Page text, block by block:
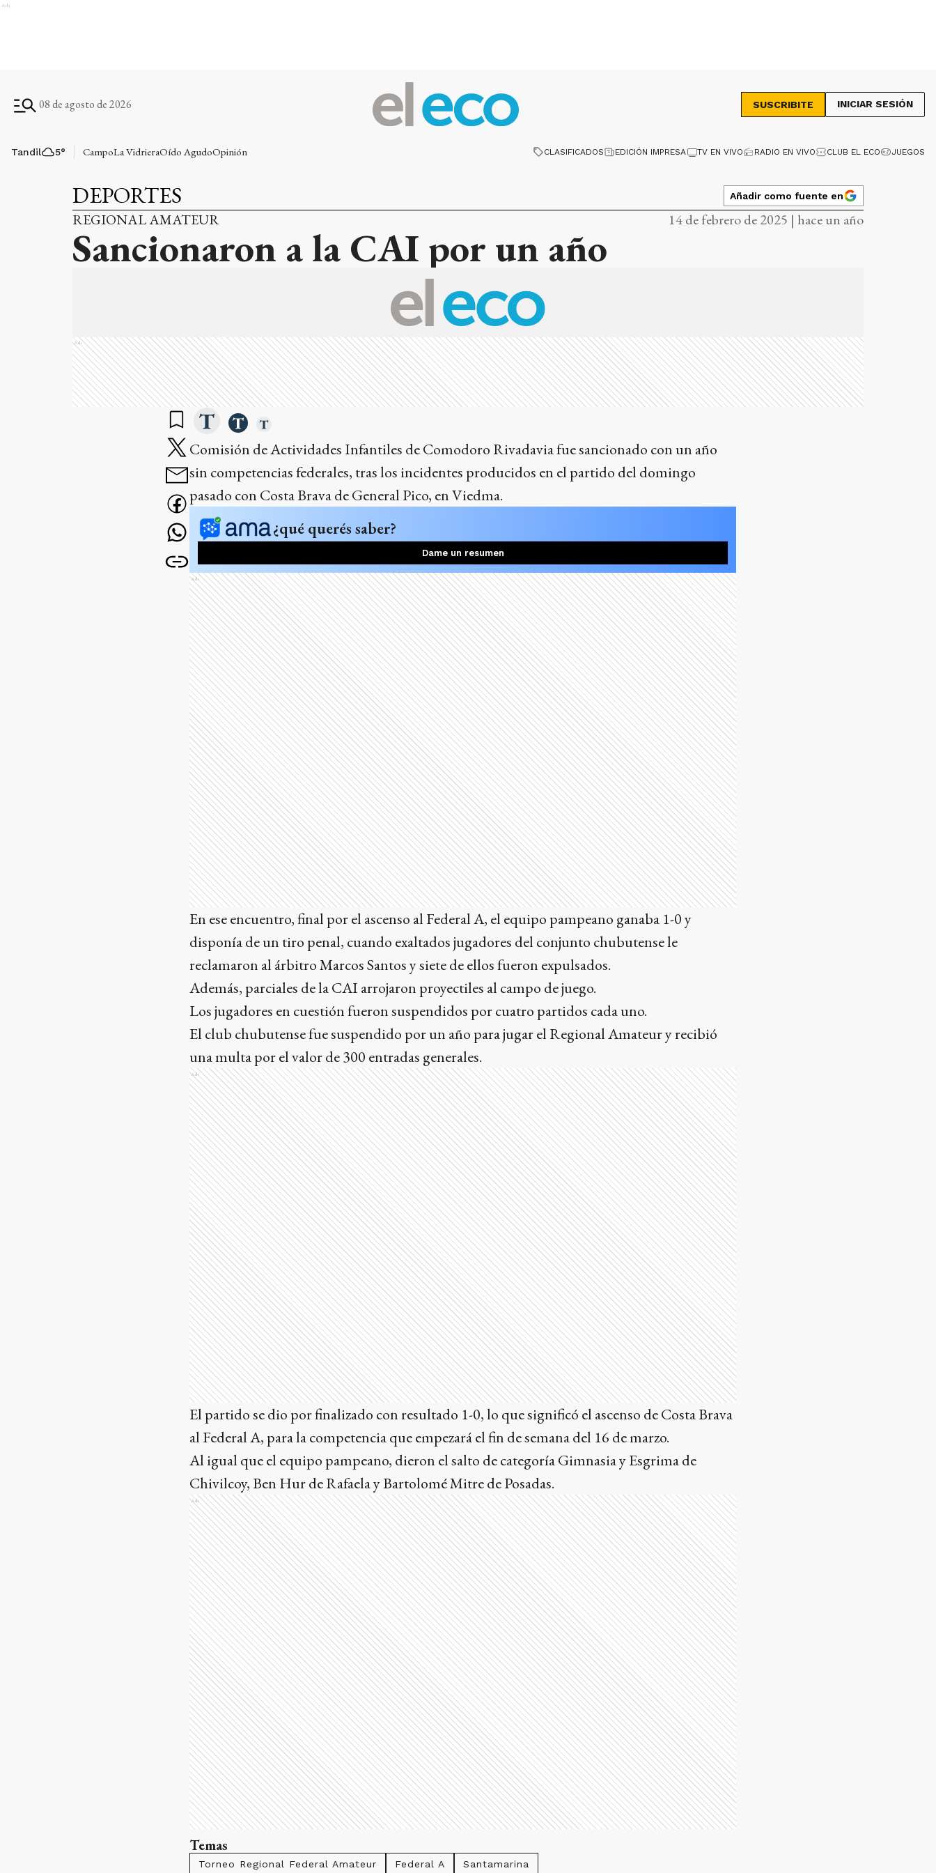
Ads
08 de agosto de 2026 SUSCRIBITE INICIAR SESIÓN
Tandil 5° CampoLa VidrieraOído AgudoOpinión CLASIFICADOS EDICIÓN IMPRESA TV EN VIVO RADIO EN VIVO CLUB EL ECO JUEGOS
DEPORTES Añadir como fuente en
REGIONAL AMATEUR 14 de febrero de 2025 | hace un año
Sancionaron a la CAI por un año
Ads
Comisión de Actividades Infantiles de Comodoro Rivadavia fue sancionado con un año
sin competencias federales, tras los incidentes producidos en el partido del domingo
pasado con Costa Brava de General Pico, en Viedma.
¿qué querés saber?
Dame un resumen
Ads
En ese encuentro, final por el ascenso al Federal A, el equipo pampeano ganaba 1-0 y
disponía de un tiro penal, cuando exaltados jugadores del conjunto chubutense le
reclamaron al árbitro Marcos Santos y siete de ellos fueron expulsados.
Además, parciales de la CAI arrojaron proyectiles al campo de juego.
Los jugadores en cuestión fueron suspendidos por cuatro partidos cada uno.
El club chubutense fue suspendido por un año para jugar el Regional Amateur y recibió
una multa por el valor de 300 entradas generales.
Ads
El partido se dio por finalizado con resultado 1-0, lo que significó el ascenso de Costa Brava
al Federal A, para la competencia que empezará el fin de semana del 16 de marzo.
Al igual que el equipo pampeano, dieron el salto de categoría Gimnasia y Esgrima de
Chivilcoy, Ben Hur de Rafaela y Bartolomé Mitre de Posadas.
Ads
Temas
Torneo Regional Federal Amateur Federal A Santamarina